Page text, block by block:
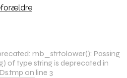
mb_strtolower(): Passing
of type string is deprecated in
on line 3